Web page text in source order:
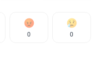
0 0